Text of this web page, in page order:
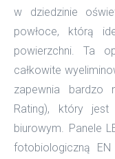
w dziedzinie
powłoce, którą
powierzchni. Ta
całkowite
zapewnia bardzo
Rating), który jest
biurowym. Panele
fotobiologiczną